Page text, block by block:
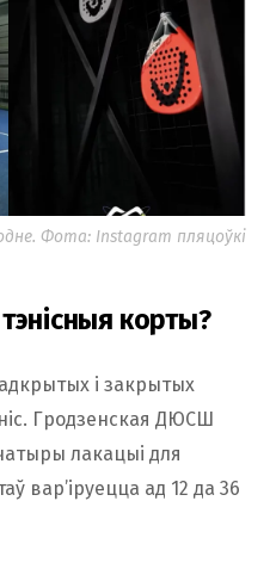
Фота: Instagram пляцоўкі
корты?
і закрытых
Гродзенская ДЮСШ
лакацыі для
вар’іруецца ад 12 да 36